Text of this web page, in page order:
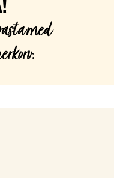
med